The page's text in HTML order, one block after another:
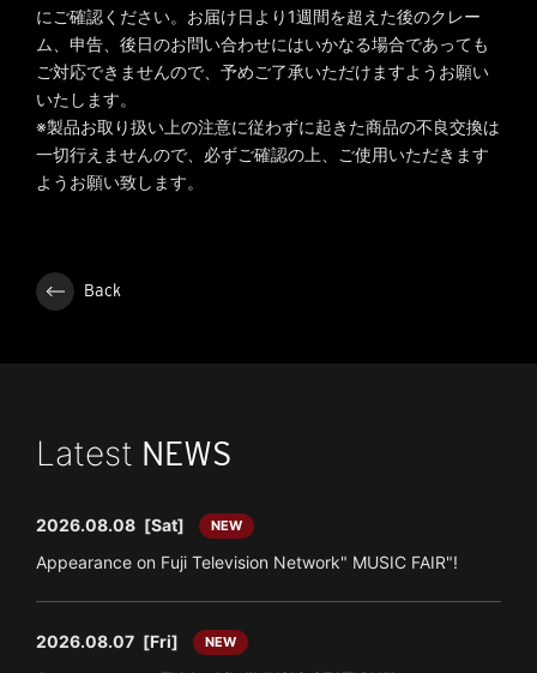
にご確認ください。お届け日より1週間を超えた後のクレー
ム、申告、後日のお問い合わせにはいかなる場合であっても
ご対応できませんので、予めご了承いただけますようお願い
いたします。
※製品お取り扱い上の注意に従わずに起きた商品の不良交換は
一切行えませんので、必ずご確認の上、ご使用いただきます
ようお願い致します。
Back
Latest NEWS
2026.08.08 [Sat] NEW
Appearance on Fuji Television Network" MUSIC FAIR"!
2026.08.07 [Fri] NEW